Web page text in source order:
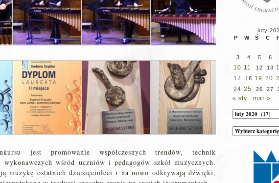
jest promowanie współczesnych trendów, technik
wśród uczniów i pedagogów szkół muzycznych.
muzykę ostatnich dziesięcioleci i na nowo odkrywają dźwięki,
luty
P
W Ś C
3 4 5 6
10 11 12 13
17 18 19 20
24 25 26 27
« sty mar »
Archiwum
Kategorie
wpisów